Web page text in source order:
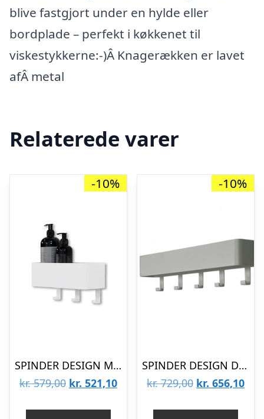
blive fastgjort under en hylde eller
bordplade – perfekt i køkkenet til
viskestykkerne:-)Â Knagerækken er lavet
afÂ metal
Relaterede varer
-10%
SPINDER DESIGN Multi 3 knagerække, m. hylde og 3 knager – hvid stål
kr.579,00 Den
kr. 521,10Den
-10%
SPINDER DESIGN Dax Play knagerække, m. 5 knager, m. hylde – støvet grøn stål (52×12)
kr.729,00 Den
kr. 656,10Den